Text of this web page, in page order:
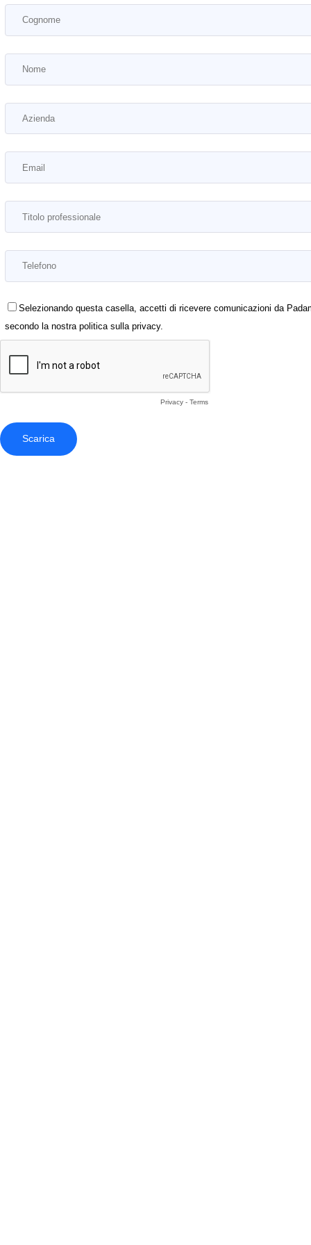
Selezionando questa casella, accetti di ricevere comunicazioni da
secondo la nostra politica sulla privacy.
Privacy - Terms